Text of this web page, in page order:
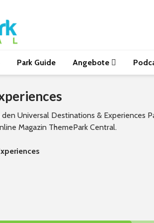
Park Guide Angebote
Universal Destinations & Experiences
Magazin ThemePark Central.